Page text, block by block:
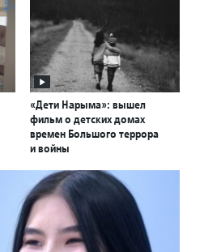
«Дети Нарыма»: вышел
фильм о детских домах
времен Большого террора
и войны